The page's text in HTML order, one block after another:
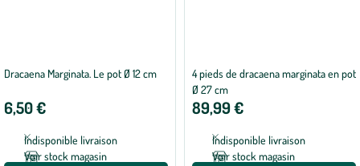
Dracaena Marginata. Le pot Ø 12 cm
6,50 €
Indisponible livraison
Voir stock magasin
4 pieds de dracaena marginata en pot
Ø 27 cm
89,99 €
Indisponible livraison
Voir stock magasin